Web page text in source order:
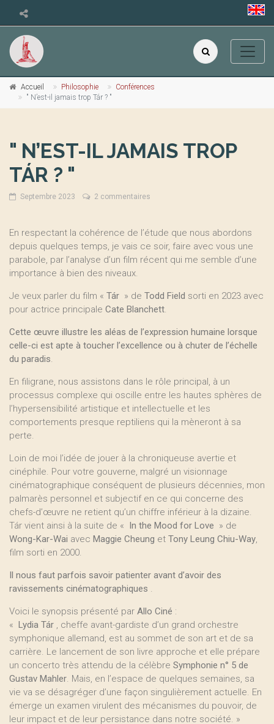
Accueil Philosophie
Conférences
" N’est-il jamais trop Tár ? "
" N’EST-IL JAMAIS TROP
TÁR ? "
Septembre 2023 2 commentaires
En respectant la cohérence de l’étude que nous abordons
depuis quelques temps, je vais ce soir, faire avec vous une
parabole, par l’analyse d’un film récent qui me semble d’une
importance à bien des niveaux.
Je veux parler du film « Tár » de Todd Field sorti en 2023 avec
pour actrice principale Cate Blanchett.
Cette œuvre illustre les aléas de l’expression humaine lorsque
celle-ci est apte à toucher l’excellence ou à chuter de l’échelle
du paradis.
En filigrane, nous assistons dans le rôle principal, à un
processus complexe qui oscille entre les hautes sphères de
l’hypersensibilité artistique et intellectuelle et les
comportements presque reptiliens qui la mèneront à sa
perte.
Loin de moi l’idée de jouer à la chroniqueuse avertie et
cinéphile. Pour votre gouverne, malgré un visionnage
cinématographique conséquent de plusieurs décennies, mon
palmarès personnel et subjectif en ce qui concerne des
chefs-d’œuvre ne retient qu’un chiffre inférieur à la dizaine.
Tár vient ainsi à la suite de « In the Mood for Love » de
Wong-Kar-Wai avec Maggie Cheung et Tony Leung Chiu-Way,
film sorti en 2000.
Il nous faut parfois savoir patienter avant d’avoir des
ravissements cinématographiques .
Voici le synopsis présenté par Allo Ciné :
« Lydia Tár , cheffe avant-gardiste d’un grand orchestre
symphonique allemand, est au sommet de son art et de sa
carrière. Le lancement de son livre approche et elle prépare
un concerto très attendu de la célèbre Symphonie n° 5 de
Gustav Mahler. Mais, en l’espace de quelques semaines, sa
vie va se désagréger d’une façon singulièrement actuelle. En
émerge un examen virulent des mécanismes du pouvoir, de
leur impact et de leur persistance dans notre société. »